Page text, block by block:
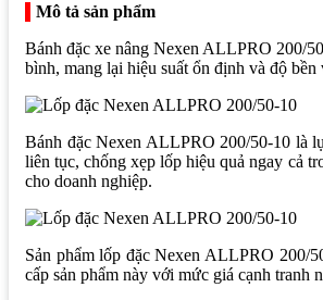
Mô tả sản phẩm
Bánh đặc xe nâng Nexen ALLPRO 200/
bình, mang lại hiệu suất ổn định và độ bền
Bánh đặc Nexen ALLPRO 200/50-10 là
liên tục, chống xẹp lốp hiệu quả ngay cả
cho doanh nghiệp.
Sản phẩm lốp đặc Nexen ALLPRO 200/
cấp sản phẩm này với mức giá cạnh tranh